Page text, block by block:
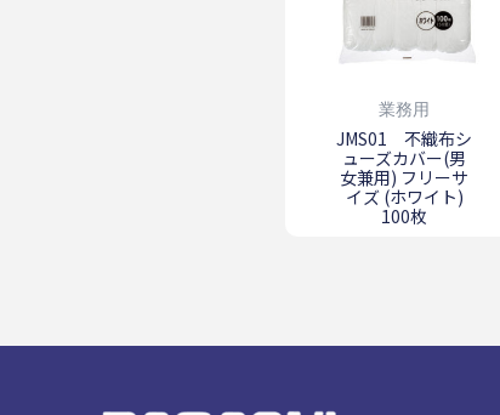
業務用
JMS01 不織布シ
ューズカバー(男
女兼用) フリーサ
イズ (ホワイト)
100枚